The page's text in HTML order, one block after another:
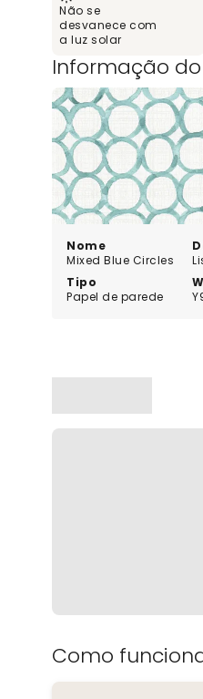
Não se
desvanece com
a luz solar
Informação
Nome
Mixed Blue Circles
Tipo
Papel de parede
Como